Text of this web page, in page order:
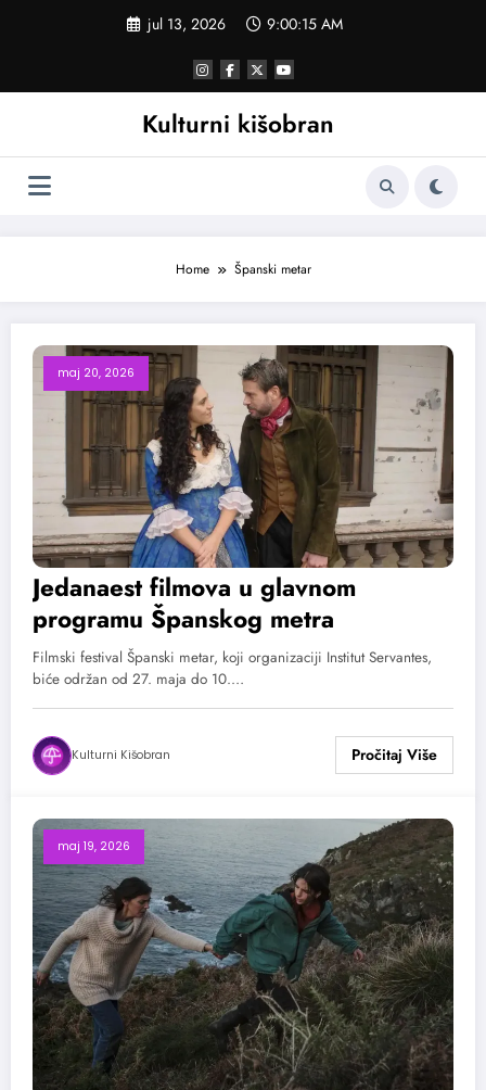
jul 13, 2026 9:00:16 AM
Kulturni kišobran
Home Španski metar
maj 20, 2026
Jedanaest filmova u glavnom
programu Španskog metra
Filmski festival Španski metar, koji organizaciji Institut Servantes,
biće održan od 27. maja do 10.…
Kulturni Kišobran
maj 19, 2026